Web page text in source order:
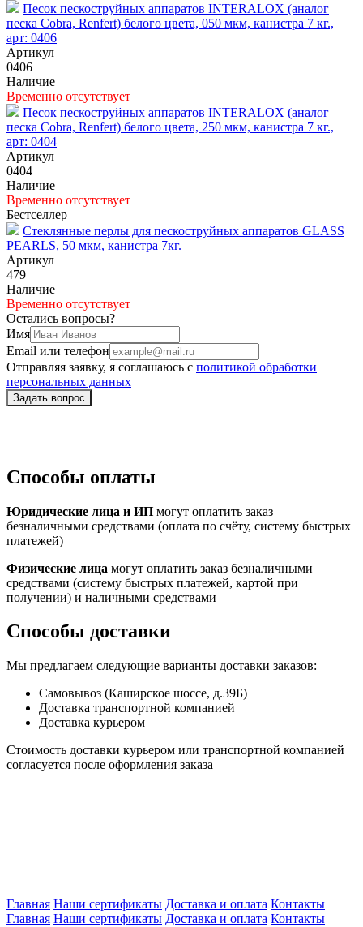
Песок пескоструйных аппаратов INTERALOX (аналог
песка Cobra, Renfert) белого цвета, 050 мкм, канистра 7 кг.,
арт: 0406
Артикул
0406
Наличие
Временно отсутствует
Песок пескоструйных аппаратов INTERALOX (аналог
песка Cobra, Renfert) белого цвета, 250 мкм, канистра 7 кг.,
арт: 0404
Артикул
0404
Наличие
Временно отсутствует
Бестселлер
Стеклянные перлы для пескоструйных аппаратов GLASS
PEARLS, 50 мкм, канистра 7кг.
Артикул
479
Наличие
Временно отсутствует
Остались вопросы?
Имя
Email или телефон
Отправляя заявку, я соглашаюсь с политикой обработки
персональных данных
Способы оплаты
Юридические лица и ИП могут оплатить заказ
безналичными средствами (оплата по счёту, систему быстрых
платежей)
Физические лица могут оплатить заказ безналичными
средствами (систему быстрых платежей, картой при
получении) и наличными средствами
Способы доставки
Мы предлагаем следующие варианты доставки заказов:
Самовывоз (Каширское шоссе, д.39Б)
Доставка транспортной компанией
Доставка курьером
Стоимость доставки курьером или транспортной компанией
согласуется после оформления заказа
Главная Наши сертификаты Доставка и оплата Контакты
Главная Наши сертификаты Доставка и оплата Контакты